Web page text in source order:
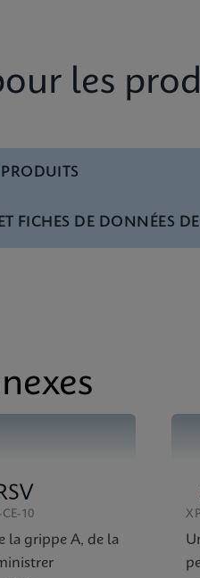
les
MTB/RIF Ultra Brochure
FICHES DE DONNÉES
10
la grippe A, de la